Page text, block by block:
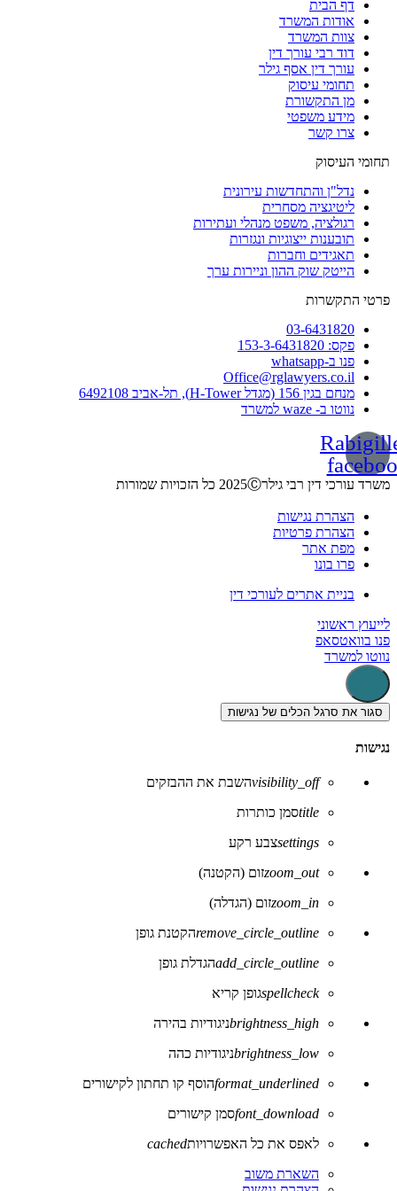
דף הבית
אודות המשרד
צוות המשרד
דוד רבי עורך דין
עורך דין אסף גילר
תחומי עיסוק
מן התקשורת
מידע משפטי
צרו קשר
תחומי העיסוק
נדל"ן והתחדשות עירונית
ליטיגציה מסחרית
רגולציה, משפט מנהלי ועתירות
תובענות ייצוגיות ונגזרות
תאגידים וחברות
הייטק שוק ההון וניירות ערך
פרטי התקשרות
03-6431820
פקס: 153-3-6431820
פנו ב-whatsapp
Office@rglawyers.co.il
מנחם בגין 156 (מגדל H-Tower), תל-אביב 6492108
נווטו ב- waze למשרד
משרד עורכי דין רבי גילר2025Ⓒ כל הזכויות שמורות
הצהרת נגישות
הצהרת פרטיות
מפת אתר
פרו בונו
בניית אתרים לעורכי דין
לייעוץ ראשוני
פנו בוואטסאפ
נווטו למשרד
סגור את סרגל הכלים של נגישות
נגישות
visibility_offהשבת את ההבזקים
titleסמן כותרות
settingsצבע רקע
zoom_outזום (הקטנה)
zoom_inזום (הגדלה)
remove_circle_outlineהקטנת גופן
add_circle_outlineהגדלת גופן
spellcheckגופן קריא
brightness_highניגודיות בהירה
brightness_lowניגודיות כהה
format_underlinedהוסף קו תחתון לקישורים
font_downloadסמן קישורים
לאפס את כל האפשרויותcached
השארת משוב